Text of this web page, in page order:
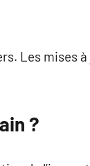
Les mises
?